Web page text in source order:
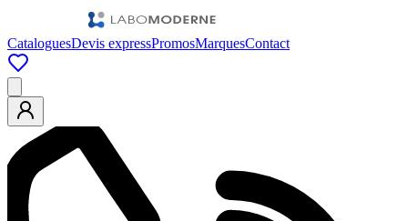
CataloguesDevis expressPromosMarquesContact